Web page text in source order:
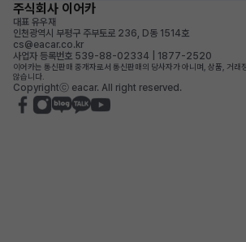
주식회사 이어카
대표 유우재
인천광역시 부평구 주부토로 236, D동 1514호
cs@eacar.co.kr
사업자 등록번호 539-88-02334 | 1877-2520
이어카는 통신판매 중개자로서 통신판매의 당사자가 아니며, 상품, 거래
않습니다.
Copyrightⓒ eacar. All right reserved.